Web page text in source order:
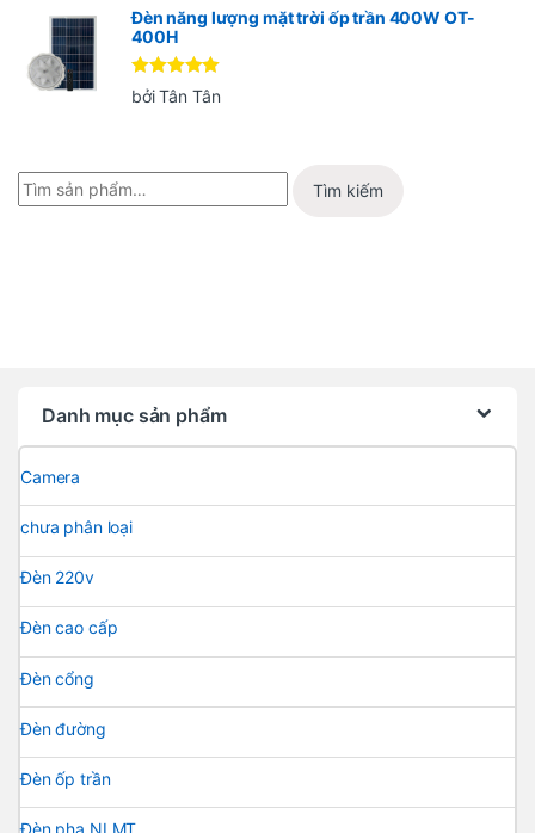
Đèn năng lượng mặt trời ốp trần 400W OT-
400H
Được xếp
hạng 55
bởi Tân Tân
Tìm kiếm
Danh mục sản phẩm
Camera
chưa phân loại
Đèn 220v
Đèn cao cấp
Đèn cổng
Đèn đường
Đèn ốp trần
Đèn pha NLMT